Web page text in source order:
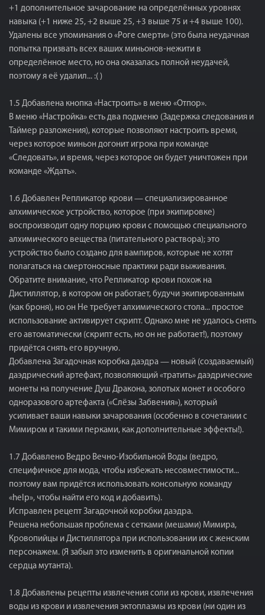
+1 дополнительное зачарование на определённых уровнях
навыка (+1 ниже 25, +2 выше 25, +3 выше 75 и +4 выше 100).
Удалены все упоминания о «Роге смерти» (это была неудачная
попытка призвать всех ваших миньонов-нежити в
определённое место, но она оказалась полной неудачей,
поэтому я её удалил... :( )
1.5 Добавлена ​​кнопка «Настроить» в меню «Отпор».
В меню «Настройка» есть два подменю (Задержка следования и
Таймер разложения), которые позволяют настроить время,
через которое миньон догонит игрока при команде
«Следовать», и время, через которое он будет уничтожен при
команде «Ждать».
1.6 Добавлен Репликатор крови — специализированное
алхимическое устройство, которое (при экипировке)
воспроизводит одну порцию крови с помощью специального
алхимического вещества (питательного раствора); это
устройство было создано для вампиров, которые не хотят
полагаться на смертоносные практики ради выживания.
Обратите внимание, что Репликатор крови похож на
Дистиллятор, в котором он работает, будучи экипированным
(как броня), но он Не требует алхимического стола... простое
использование активирует скрипт. Однако мне не удалось снять
его автоматически (скрипт есть, но он не работает!), поэтому
придётся снять его вручную.
Добавлена ​​Загадочная коробка даэдра — новый (создаваемый)
даэдрический артефакт, позволяющий «тратить» даэдрические
монеты на получение Душ Дракона, золотых монет и особого
одноразового артефакта («Слёзы Забвения»), который
усиливает ваши навыки зачарования (особенно в сочетании с
Мимиром и такими перками, как дополнительные эффекты!).
1.7 Добавлено Ведро Вечно-Изобильной Воды (ведро,
специфичное для мода, чтобы избежать несовместимости...
поэтому вам придётся использовать консольную команду
«help», чтобы найти его код и добавить).
Исправлен рецепт Загадочной коробки даэдра.
Решена небольшая проблема с сетками (мешами) Мимира,
Кровопийцы и Дистиллятора при использовании их с женским
персонажем. (Я забыл это изменить в оригинальной копии
сердца мутанта).
1.8 Добавлены рецепты извлечения соли из крови, извлечения
воды из крови и извлечения эктоплазмы из крови (ни один из